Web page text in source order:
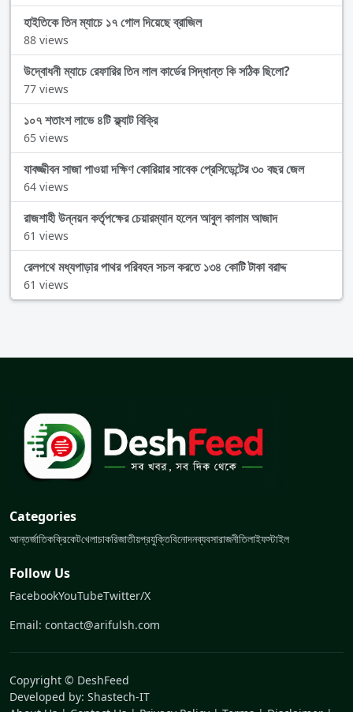
হাইতিকে তিন ম্যাচে ১৭ গোল দিয়েছে ব্রাজিল
88 views
উদ্বোধনী ম্যাচে রেফারির তিন লাল কার্ডের সিদ্ধান্ত কি সঠিক ছিলো?
77 views
১০৭ শতাংশ লাভে ৪টি ফ্ল্যাট বিক্রি
65 views
যাবজ্জীবন সাজা পাওয়া দক্ষিণ কোরিয়ার সাবেক প্রেসিডেন্টের ৩০ বছর জেল
64 views
রাজশাহী উন্নয়ন কর্তৃপক্ষের চেয়ারম্যান হলেন আবুল কালাম আজাদ
61 views
রেলপথে মধ্যপাড়ার পাথর পরিবহন সচল করতে ১৩৪ কোটি টাকা বরাদ্দ
61 views
Categories
আন্তর্জাতিকক্রিকেটখেলাচাকরিজাতীয়প্রযুক্তিবিনোদনব্যবসারাজনীতিলাইফস্টাইল
Follow Us
FacebookYouTubeTwitter/X
Email: contact@arifulsh.com
Copyright © DeshFeed
Developed by: Shastech-IT